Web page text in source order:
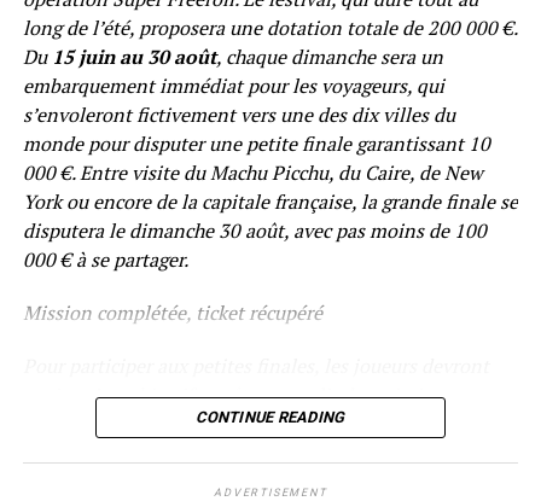
long de l’été, proposera une dotation totale de 200 000 €.
Du 15 juin au 30 août, chaque dimanche sera un
embarquement immédiat pour les voyageurs, qui
s’envoleront fictivement vers une des dix villes du
monde pour disputer une petite finale garantissant 10
000 €. Entre visite du Machu Picchu, du Caire, de New
York ou encore de la capitale française, la grande finale se
disputera le dimanche 30 août, avec pas moins de 100
000 € à se partager.
Mission complétée, ticket récupéré
avoir qu’un objectif en tête : remplir des missions
hebdomadaires Sit & Go pour remporter leurs tickets aux
débloquées, trois au total, ils auront la chance de
CONTINUE READING
ADVERTISEMENT